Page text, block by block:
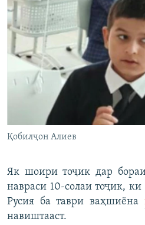
Қобилҷон Алиев
Як шоири тоҷик дар
навраси 10-солаи тоҷик,
Русия ба таври ваҳшиёна
навиштааст.